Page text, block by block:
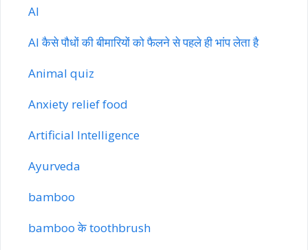
AI
AI कैसे पौधों की बीमारियों को फैलने से पहले ही भांप लेता है
Animal quiz
Anxiety relief food
Artificial Intelligence
Ayurveda
bamboo
bamboo के toothbrush